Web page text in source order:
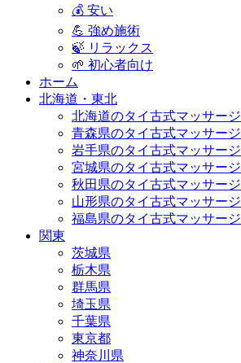
💰 安い
💪 強め施術
🍃 リラックス
🌱 初心者向け
ホーム
北海道・東北
北海道のタイ古式マッサージ
青森県のタイ古式マッサージ
岩手県のタイ古式マッサージ
宮城県のタイ古式マッサージ
秋田県のタイ古式マッサージ
山形県のタイ古式マッサージ
福島県のタイ古式マッサージ
関東
茨城県
栃木県
群馬県
埼玉県
千葉県
東京都
神奈川県